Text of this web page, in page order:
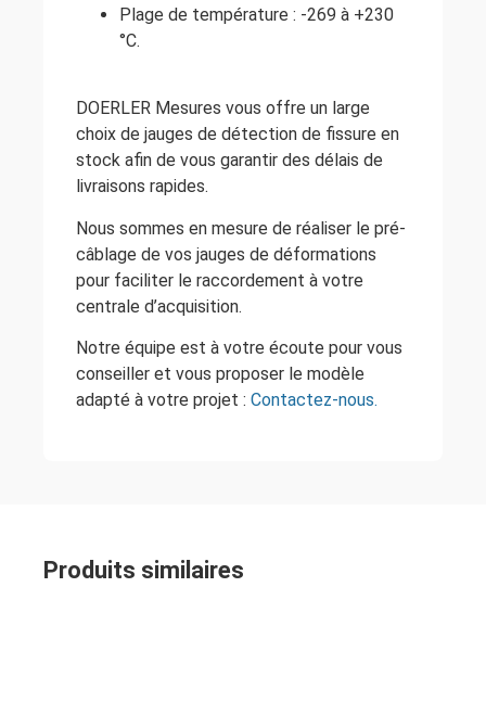
Plage de température : -269 à +230
°C.
DOERLER Mesures vous offre un large
choix de jauges de détection de fissure en
stock afin de vous garantir des délais de
livraisons rapides.
Nous sommes en mesure de réaliser le pré-
câblage de vos jauges de déformations
pour faciliter le raccordement à votre
centrale d’acquisition.
Notre équipe est à votre écoute pour vous
conseiller et vous proposer le modèle
adapté à votre projet : Contactez-nous.
Produits similaires